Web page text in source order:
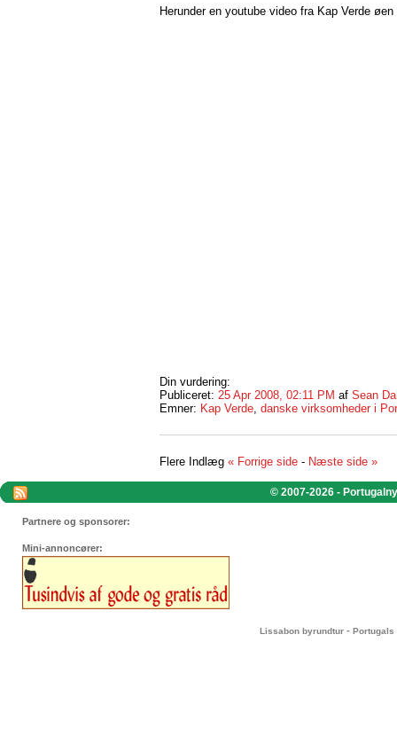
Herunder en youtube video fra Kap Verde
Din vurdering:
Publiceret: 25 Apr 2008, 02:11 PM af Sean
Emner: Kap Verde, danske virksomheder i
Flere Indlæg « Forrige side - Næste side »
© 2007-2026 -
Partnere og sponsorer:
Mini-annoncører:
Lissabon byrundtur - Portugals